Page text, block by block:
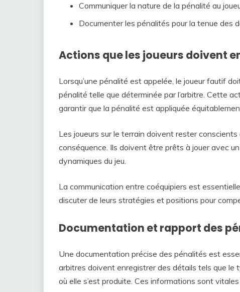
Communiquer la nature de la pénalité au
Documenter les pénalités pour la tenue des
Actions que les joueurs doivent
Lorsqu’une pénalité est appelée, le joueur fautif
pénalité telle que déterminée par l’arbitre. Cette
garantir que la pénalité est appliquée
Les joueurs sur le terrain doivent rester
conséquence. Ils doivent être prêts à jouer avec
dynamiques du jeu.
La communication entre coéquipiers est
discuter de leurs stratégies et positions pour
Documentation et rapport des
Une documentation précise des pénalités est
arbitres doivent enregistrer des détails tels que le
où elle s’est produite. Ces informations sont